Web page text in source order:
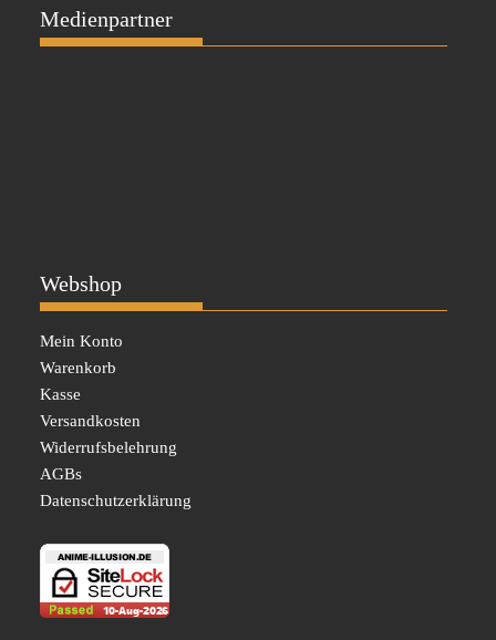
Medienpartner
Webshop
Mein Konto
Warenkorb
Kasse
Versandkosten
Widerrufsbelehrung
AGBs
Datenschutzerklärung